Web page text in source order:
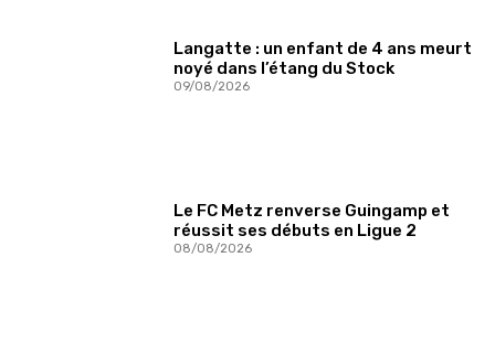
Langatte : un enfant de 4 ans meurt
noyé dans l’étang du Stock
09/08/2026
Le FC Metz renverse Guingamp et
réussit ses débuts en Ligue 2
08/08/2026